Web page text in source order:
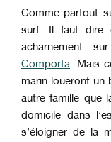
Comme partout
surf. Il faut dire
acharnement
Comporta. Mais
marin loueront un
autre famille que
domicile dans
s’éloigner de la